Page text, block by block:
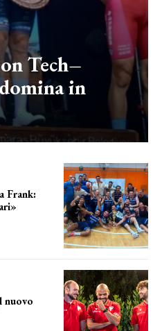
Tech–
in
Frank:
nuovo